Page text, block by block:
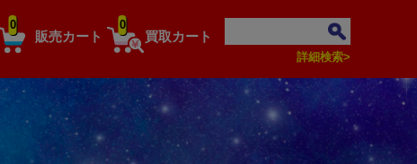
販売カート
0
買取カート
0
詳細検索>